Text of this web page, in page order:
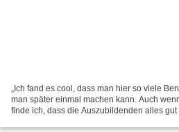
„Ich fand es cool, dass man hier so viele
man später einmal machen kann. Auch
finde ich, dass die Auszubildenden alles gut